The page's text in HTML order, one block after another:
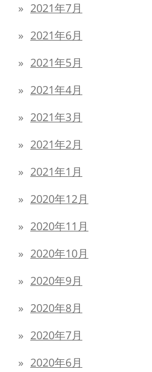
2021年7月
2021年6月
2021年5月
2021年4月
2021年3月
2021年2月
2021年1月
2020年12月
2020年11月
2020年10月
2020年9月
2020年8月
2020年7月
2020年6月